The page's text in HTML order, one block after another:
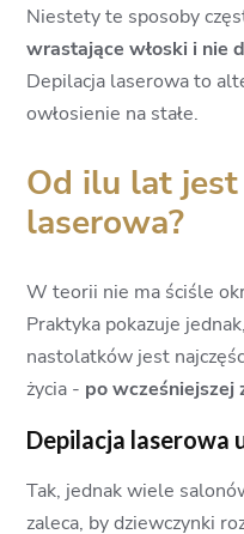
Niestety te sposoby
wrastające włoski i nie
Depilacja laserowa to
owłosienie na stałe.
Od ilu lat
laserowa?
W teorii nie ma ściśle
Praktyka pokazuje
nastolatków jest
życia - po wcześniejszej
Depilacja laserowa
Tak, jednak wiele
zaleca, by dziewczynki